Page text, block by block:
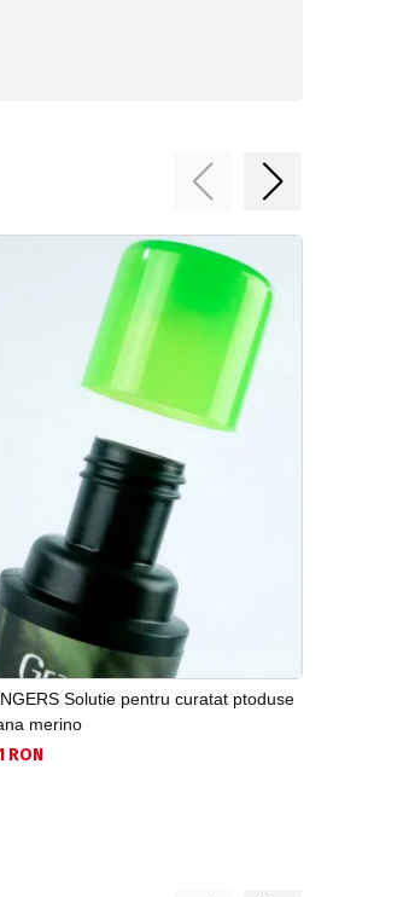
Solutie pentru curatat ptoduse
merino
RON